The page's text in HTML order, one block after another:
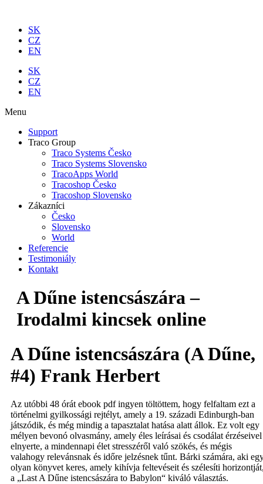
obsah
SK
CZ
EN
SK
CZ
EN
Menu
Support
Traco Group
Traco Systems Česko
Traco Systems Slovensko
TracoApps World
Tracoshop Česko
Tracoshop Slovensko
Zákazníci
Česko
Slovensko
World
Referencie
Testimoniály
Kontakt
A Dűne istencsászára –
Irodalmi kincsek online
A Dűne istencsászára (A Dűne,
#4) Frank Herbert
Az utóbbi 48 órát ebook pdf ingyen töltöttem, hogy felfaltam ezt a
történelmi gyilkossági rejtélyt, amely a 19. századi Edinburgh-ban
játszódik, és még mindig a tapasztalat hatása alatt állok. Ez volt egy
mélyen bevonó olvasmány, amely éles leírásai és csodálat érzéseivel
elnyerte, a mindennapi élet stresszéről való szökés, és mégis
valahogy relevánsnak és időre jelzésnek tűnt. Bárki számára, aki
olyan könyvet keres, amely kihívja feltevéseit és szélesíti
a „Last A Dűne istencsászára to Babylon“ kiváló választás.